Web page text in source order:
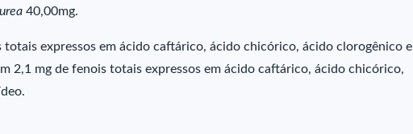
40,00mg.
totais expressos em ácido caftárico, ácido chicórico, ácido clorogênico e
2,1 mg de fenois totais expressos em ácido caftárico, ácido chicórico,